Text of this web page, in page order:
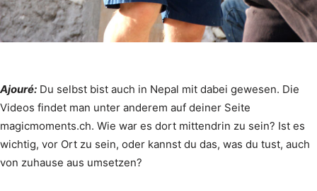
Ajouré: Du selbst bist auch in Nepal mit dabei gewesen. Die
Videos findet man unter anderem auf deiner Seite
magicmoments.ch. Wie war es dort mittendrin zu sein? Ist es
wichtig, vor Ort zu sein, oder kannst du das, was du tust, auch
von zuhause aus umsetzen?